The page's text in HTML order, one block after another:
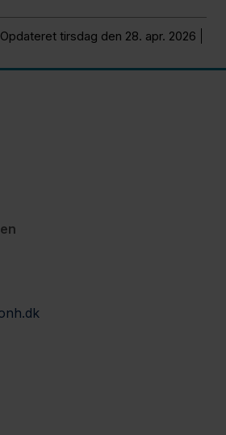
Opdateret tirsdag den 28. apr. 2026